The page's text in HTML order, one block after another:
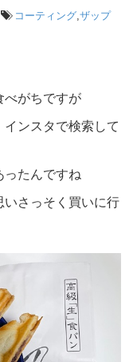
コーティング ザップ
べがちですが
ンスタで検索して
ったんですね
さっそく買いに行